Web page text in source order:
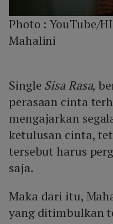
Photo :YouTube/
Mahalini
Single Sisa Rasa,
perasaan cinta
mengajarkan
ketulusan cinta,
tersebut harus
saja.
Maka dari itu,
yang ditimbulkan